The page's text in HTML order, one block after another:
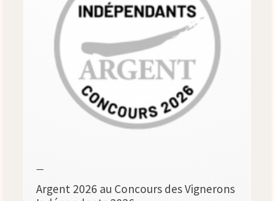
—
Argent 2026 au Concours des Vignerons